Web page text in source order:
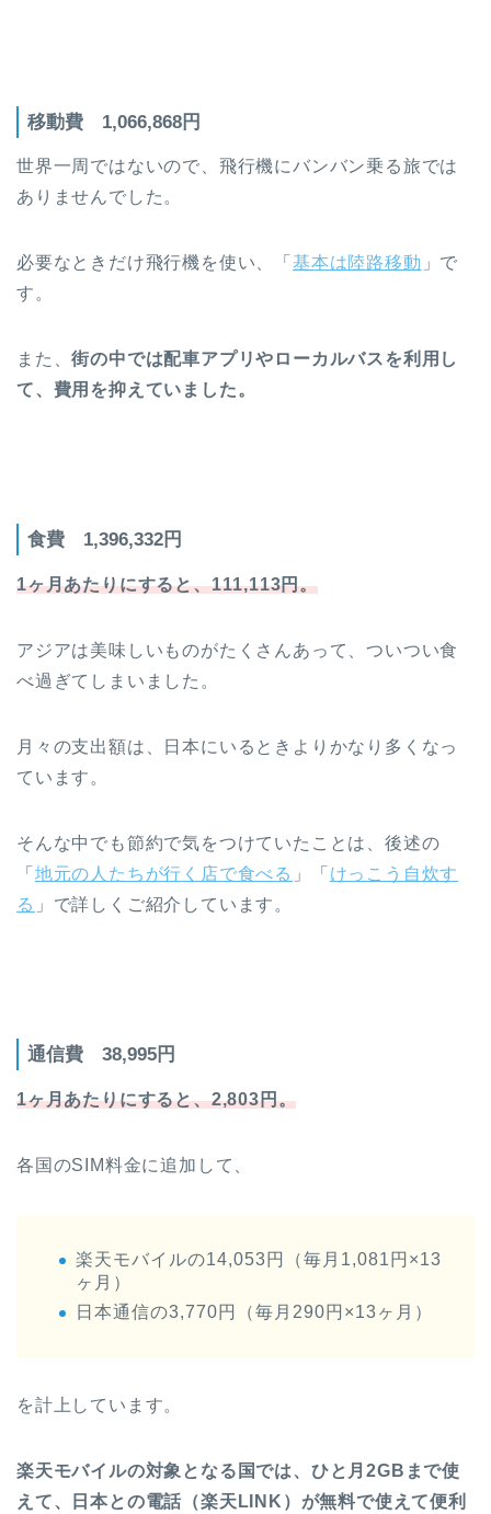
移動費 1,066,868円
世界一周ではないので、飛行機にバンバン乗る旅では
ありませんでした。
必要なときだけ飛行機を使い、「 基本は陸路移動 」で
す。
また、街の中では配車アプリやローカルバスを利用し
て、費用を抑えていました。
食費 1,396,332円
1ヶ月あたりにすると、111,113円。
アジアは美味しいものがたくさんあって、ついつい食
べ過ぎてしまいました。
月々の支出額は、日本にいるときよりかなり多くなっ
ています。
そんな中でも節約で気をつけていたことは、後述の
「 地元の人たちが行く店で食べる 」「 けっこう自炊す
る 」で詳しくご紹介しています。
通信費 38,995円
1ヶ月あたりにすると、2,803円。
各国のSIM料金に追加して、
楽天モバイルの14,053円（毎月1,081円×13
ヶ月）
日本通信の3,770円（毎月290円×13ヶ月）
を計上しています。
楽天モバイルの対象となる国では、ひと月2GBまで使
えて、日本との電話（楽天LINK）が無料で使えて便利